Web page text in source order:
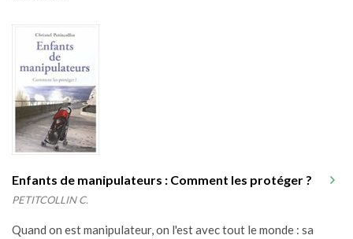
Enfants de manipulateurs : Comment les protéger ?
PETITCOLLIN C.
Quand on est manipulateur, on l'est avec tout le monde : sa